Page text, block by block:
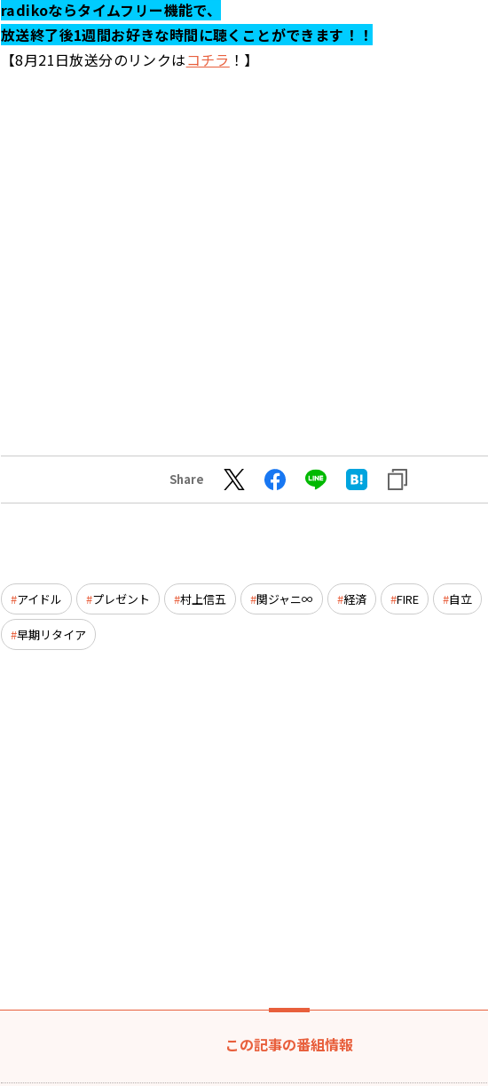
radikoならタイムフリー機能で、
放送終了後1週間お好きな時間に聴くことができます！！
【8月21日放送分のリンクはコチラ ！】
Share
アイドル プレゼント 村上信五 関ジャニ∞ 経済 FIRE 自立
早期リタイア
この記事の番組情報